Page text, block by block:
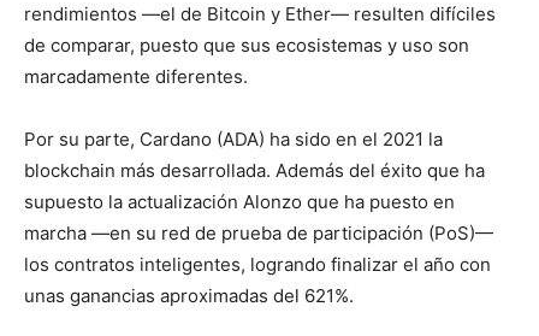
rendimientos —el de Bitcoin y Ether— resulten difíciles
de comparar, puesto que sus ecosistemas y uso son
marcadamente diferentes.
Por su parte, Cardano (ADA) ha sido en el 2021 la
blockchain más desarrollada. Además del éxito que ha
supuesto la actualización Alonzo que ha puesto en
marcha —en su red de prueba de participación (PoS)—
los contratos inteligentes, logrando finalizar el año con
unas ganancias aproximadas del 621%.